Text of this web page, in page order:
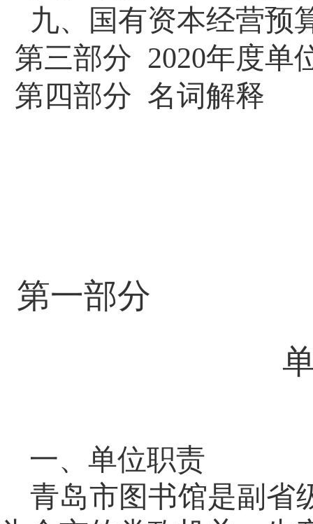
九、国有资本经营预
第三部分 2020年度单
第四部分 名词解释
第一部分
一、单位职责
青岛市图书馆是副省